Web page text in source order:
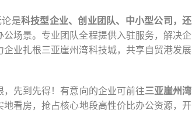
是科技型企业、创业团队、中小型公司，还
公场景。专业团队全程提供入驻服务，解决企
业扎根三亚崖州湾科技城，共享自贸港发展
，先到先得！有意向的企业可前往三亚崖州湾
地看房，抢占核心地段高性价比办公资源，开